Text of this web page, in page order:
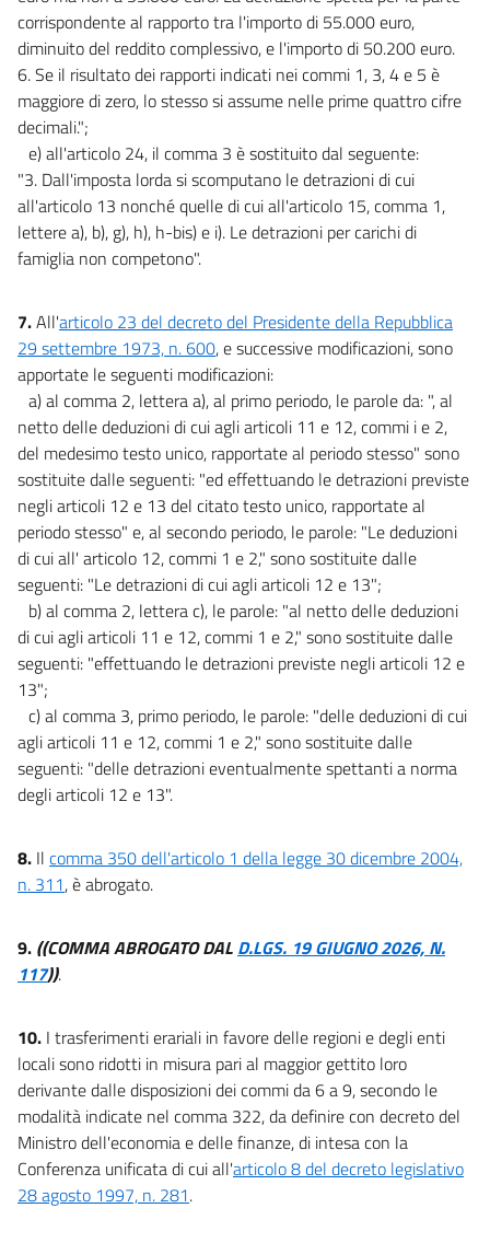
corrispondente al rapporto tra l'importo di 55.000 euro,
diminuito del reddito complessivo, e l'importo di 50.200 euro.
6. Se il risultato dei rapporti indicati nei commi 1, 3, 4 e 5 è
maggiore di zero, lo stesso si assume nelle prime quattro cifre
decimali.";
e) all'articolo 24, il comma 3 è sostituito dal seguente:
"3. Dall'imposta lorda si scomputano le detrazioni di cui
all'articolo 13 nonché quelle di cui all'articolo 15, comma 1,
lettere a), b), g), h), h-bis) e i). Le detrazioni per carichi di
famiglia non competono".
7.All'articolo 23 del decreto del Presidente della Repubblica
29 settembre 1973, n. 600, e successive modificazioni, sono
apportate le seguenti modificazioni:
a) al comma 2, lettera a), al primo periodo, le parole da: ", al
netto delle deduzioni di cui agli articoli 11 e 12, commi i e 2,
del medesimo testo unico, rapportate al periodo stesso" sono
sostituite dalle seguenti: "ed effettuando le detrazioni previste
negli articoli 12 e 13 del citato testo unico, rapportate al
periodo stesso" e, al secondo periodo, le parole: "Le deduzioni
di cui all' articolo 12, commi 1 e 2," sono sostituite dalle
seguenti: "Le detrazioni di cui agli articoli 12 e 13";
b) al comma 2, lettera c), le parole: "al netto delle deduzioni
di cui agli articoli 11 e 12, commi 1 e 2," sono sostituite dalle
seguenti: "effettuando le detrazioni previste negli articoli 12 e
13";
c) al comma 3, primo periodo, le parole: "delle deduzioni di cui
agli articoli 11 e 12, commi 1 e 2," sono sostituite dalle
seguenti: "delle detrazioni eventualmente spettanti a norma
degli articoli 12 e 13".
8. Il comma 350 dell'articolo 1 della legge 30 dicembre 2004,
n. 311, è abrogato.
9. ((COMMA ABROGATO DAL D.LGS. 19 GIUGNO 2026, N.
117)).
10. I trasferimenti erariali in favore delle regioni e degli enti
locali sono ridotti in misura pari al maggior gettito loro
derivante dalle disposizioni dei commi da 6 a 9, secondo le
modalità indicate nel comma 322, da definire con decreto del
Ministro dell'economia e delle finanze, di intesa con la
Conferenza unificata di cui all'articolo 8 del decreto legislativo
28 agosto 1997, n. 281.